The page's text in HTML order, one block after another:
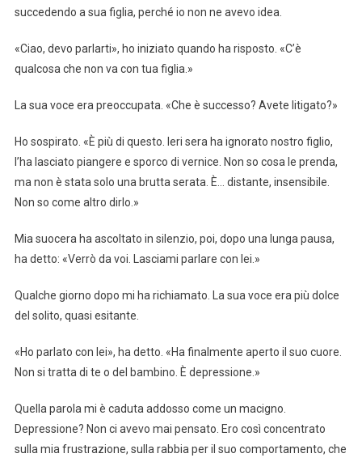
succedendo a sua figlia, perché io non ne avevo idea.
«Ciao, devo parlarti», ho iniziato quando ha risposto. «C’è
qualcosa che non va con tua figlia.»
La sua voce era preoccupata. «Che è successo? Avete litigato?»
Ho sospirato. «È più di questo. Ieri sera ha ignorato nostro figlio,
l’ha lasciato piangere e sporco di vernice. Non so cosa le prenda,
ma non è stata solo una brutta serata. È… distante, insensibile.
Non so come altro dirlo.»
Mia suocera ha ascoltato in silenzio, poi, dopo una lunga pausa,
ha detto: «Verrò da voi. Lasciami parlare con lei.»
Qualche giorno dopo mi ha richiamato. La sua voce era più dolce
del solito, quasi esitante.
«Ho parlato con lei», ha detto. «Ha finalmente aperto il suo cuore.
Non si tratta di te o del bambino. È depressione.»
Quella parola mi è caduta addosso come un macigno.
Depressione? Non ci avevo mai pensato. Ero così concentrato
sulla mia frustrazione, sulla rabbia per il suo comportamento, che